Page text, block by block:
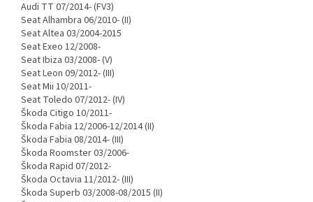
Audi TT 07/2014- (FV3)
Seat Alhambra 06/2010- (II)
Seat Altea 03/2004-2015
Seat Exeo 12/2008-
Seat Ibiza 03/2008- (V)
Seat Leon 09/2012- (III)
Seat Mii 10/2011-
Seat Toledo 07/2012- (IV)
Škoda Citigo 10/2011-
Škoda Fabia 12/2006-12/2014 (II)
Škoda Fabia 08/2014- (III)
Škoda Roomster 03/2006-
Škoda Rapid 07/2012-
Škoda Octavia 11/2012- (III)
Škoda Superb 03/2008-08/2015 (II)